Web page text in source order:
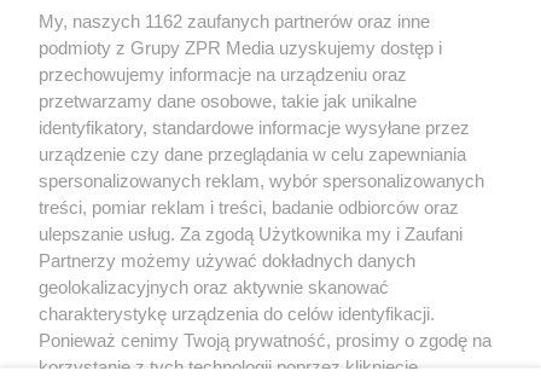
Żaden utwór zamieszczony w serwisie nie może być powielany i
rozpowszechniany lub dalej rozpowszechniany w jakikolwiek sposób (w
tym także elektroniczny lub mechaniczny) na jakimkolwiek polu
eksploatacji w jakiejkolwiek formie, włącznie z umieszczaniem w Internecie
bez pisemnej zgody właściciela praw. Jakiekolwiek użycie lub
wykorzystanie utworów w całości lub w części z naruszeniem prawa, tzn.
bez właściwej zgody, jest zabronione pod groźbą kary i może być ścigane
prawnie.
O nas
My, naszych 1162 zaufanych partnerów oraz inne
podmioty z Grupy ZPR Media uzyskujemy dostęp i
przechowujemy informacje na urządzeniu oraz
przetwarzamy dane osobowe, takie jak unikalne
identyfikatory, standardowe informacje wysyłane przez
urządzenie czy dane przeglądania w celu zapewniania
spersonalizowanych reklam, wybór spersonalizowanych
treści, pomiar reklam i treści, badanie odbiorców oraz
ulepszanie usług. Za zgodą Użytkownika my i Zaufani
Partnerzy możemy używać dokładnych danych
geolokalizacyjnych oraz aktywnie skanować
charakterystykę urządzenia do celów identyfikacji.
Ponieważ cenimy Twoją prywatność, prosimy o zgodę na
korzystanie z tych technologii poprzez kliknięcie